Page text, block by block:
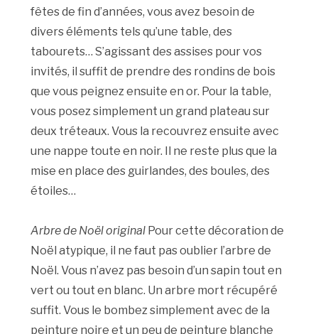
fêtes de fin d’années, vous avez besoin de
divers éléments tels qu’une table, des
tabourets… S’agissant des assises pour vos
invités, il suffit de prendre des rondins de bois
que vous peignez ensuite en or. Pour la table,
vous posez simplement un grand plateau sur
deux tréteaux. Vous la recouvrez ensuite avec
une nappe toute en noir. Il ne reste plus que la
mise en place des guirlandes, des boules, des
étoiles…
Arbre de Noël original Pour cette décoration de
Noël atypique, il ne faut pas oublier l’arbre de
Noël. Vous n’avez pas besoin d’un sapin tout en
vert ou tout en blanc. Un arbre mort récupéré
suffit. Vous le bombez simplement avec de la
peinture noire et un peu de peinture blanche